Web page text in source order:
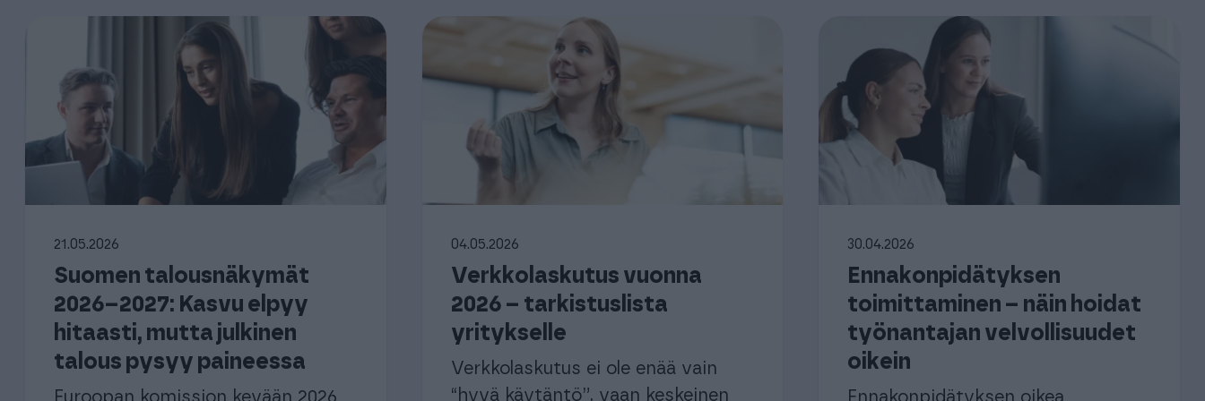
21.05.2026
Suomen talousnäkymät
2026–2027: Kasvu elpyy
hitaasti, mutta julkinen
talous pysyy paineessa
Euroopan komission kevään 2026
04.05.2026
Verkkolaskutus vuonna
2026 – tarkistuslista
yritykselle
Verkkolaskutus ei ole enää vain
“hyvä käytäntö”, vaan keskeinen
30.04.2026
Ennakonpidätyksen
toimittaminen – näin hoidat
työnantajan velvollisuudet
oikein
Ennakonpidätyksen oikea